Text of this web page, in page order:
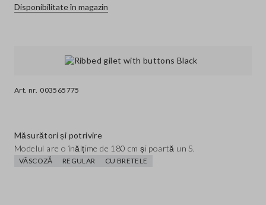
Art. nr. 003565775
Disponibilitate în magazin
Măsurători și potrivire
Modelul are o înălțime de 180 cm și poartă un S.
VÂSCOZĂ REGULAR CU BRETELE